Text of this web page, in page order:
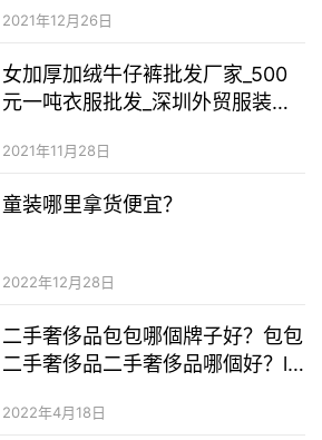
2021年12月26日
女加厚加绒牛仔裤批发厂家_500
元一吨衣服批发_深圳外贸服装批
2021年11月28日
童装哪里拿货便宜？
2022年12月28日
二手奢侈品包包哪個牌子好？包包
二手奢侈品二手奢侈品哪個好？lv
2022年4月18日